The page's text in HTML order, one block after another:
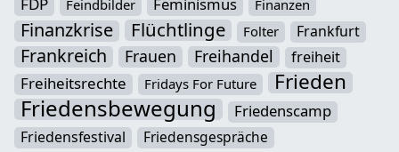
Feindbilder Finanzen
Finanzkrise Flüchtlinge Folter Frankfurt
Frankreich Frauen Freihandel freiheit
Freiheitsrechte Fridays For Future Frieden
Friedensbewegung Friedenscamp
Friedensfestival Friedensgespräche